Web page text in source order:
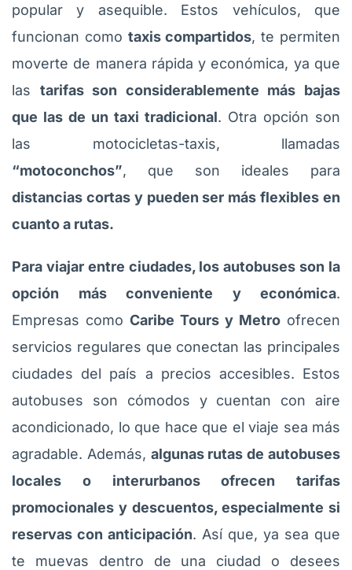
popular y asequible. Estos vehículos, que
funcionan como taxis compartidos, te permiten
moverte de manera rápida y económica, ya que
las tarifas son considerablemente más bajas
que las de un taxi tradicional. Otra opción son
las motocicletas-taxis, llamadas
“motoconchos”, que son ideales para
distancias cortas y pueden ser más flexibles en
cuanto a rutas.
Para viajar entre ciudades, los autobuses son la
opción más conveniente y económica.
Empresas como Caribe Tours y Metro ofrecen
servicios regulares que conectan las principales
ciudades del país a precios accesibles. Estos
autobuses son cómodos y cuentan con aire
acondicionado, lo que hace que el viaje sea más
agradable. Además, algunas rutas de autobuses
locales o interurbanos ofrecen tarifas
promocionales y descuentos, especialmente si
reservas con anticipación. Así que, ya sea que
te muevas dentro de una ciudad o desees